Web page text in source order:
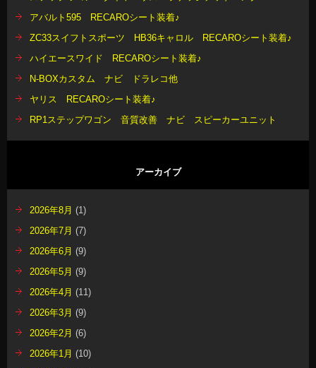
アバルト595 RECAROシート装着♪
ZC33スイフトスポーツ HB36キャロル RECAROシート装着♪
ハイエースワイド RECAROシート装着♪
N-BOXカスタム ナビ ドラレコ他
ヤリス RECAROシート装着♪
RP1ステップワゴン 音質改善 ナビ スピーカーユニット
アーカイブ
2026年8月 (1)
2026年7月 (7)
2026年6月 (9)
2026年5月 (9)
2026年4月 (11)
2026年3月 (9)
2026年2月 (6)
2026年1月 (10)